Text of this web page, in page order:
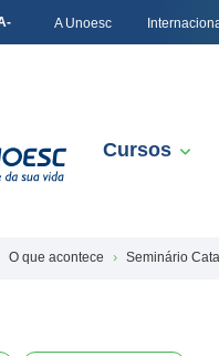
A Unoesc
Cursos
O que acontece Seminário